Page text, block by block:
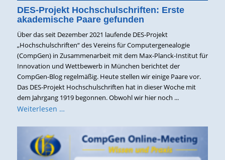
DES-Projekt Hochschulschriften: Erste
akademische Paare gefunden
Über das seit Dezember 2021 laufende DES-Projekt
„Hochschulschriften“ des Vereins für Computergenealogie
(CompGen) in Zusammenarbeit mit dem Max-Planck-Institut für
Innovation und Wettbewerb in München berichtet der
CompGen-Blog regelmäßig. Heute stellen wir einige Paare vor.
Das DES-Projekt Hochschulschriften hat in dieser Woche mit
dem Jahrgang 1919 begonnen. Obwohl wir hier noch ...
Weiterlesen …